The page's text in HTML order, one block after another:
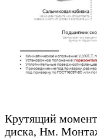
Крутящий момент
диска, Нм.